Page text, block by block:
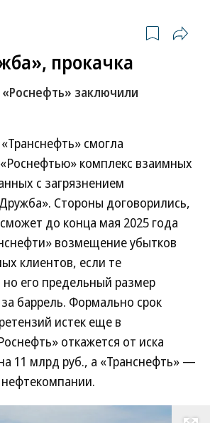
прокачка
заключили
смогла
«Роснефтью» комплекс взаимных
с загрязнением
Стороны договорились,
до конца мая 2025 года
возмещение убытков
клиентов, если те
его предельный размер
баррель. Формально срок
истек еще в
откажется от иска
11 млрд руб., а «Транснефть» —
нефтекомпании.